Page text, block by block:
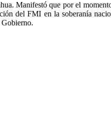
Manifestó que por el
del FMI en la soberanía
Gobierno.